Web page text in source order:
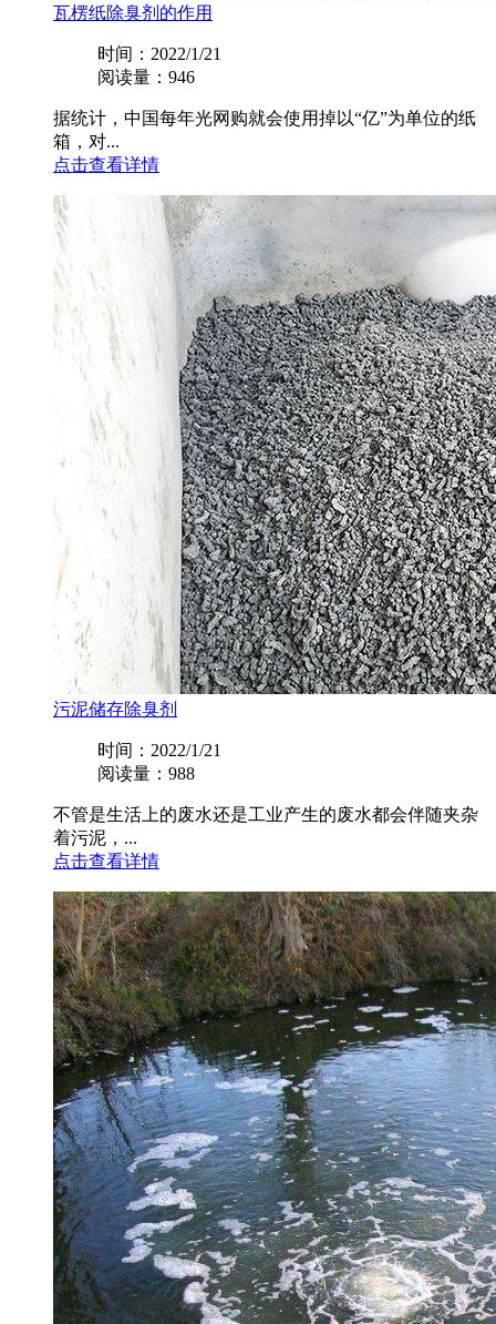
瓦楞纸除臭剂的作用
时间：2022/1/21
阅读量：946
据统计，中国每年光网购就会使用掉以“亿”为单位的纸
箱，对...
点击查看详情
污泥储存除臭剂
时间：2022/1/21
阅读量：988
不管是生活上的废水还是工业产生的废水都会伴随夹杂
着污泥，...
点击查看详情